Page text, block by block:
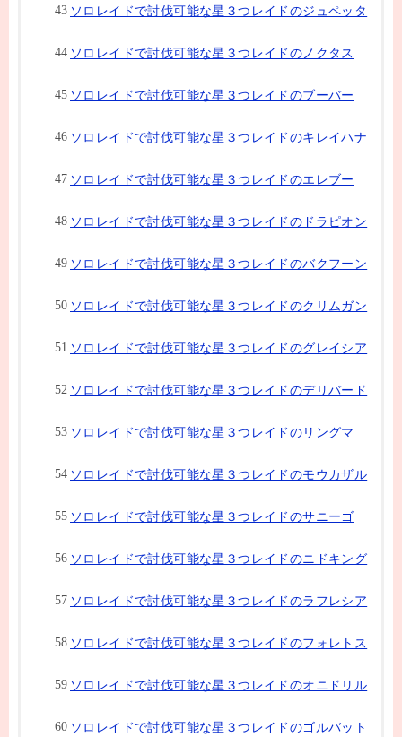
ソロレイドで討伐可能な星３つレイドのジュペッタ
ソロレイドで討伐可能な星３つレイドのノクタス
ソロレイドで討伐可能な星３つレイドのブーバー
ソロレイドで討伐可能な星３つレイドのキレイハナ
ソロレイドで討伐可能な星３つレイドのエレブー
ソロレイドで討伐可能な星３つレイドのドラピオン
ソロレイドで討伐可能な星３つレイドのバクフーン
ソロレイドで討伐可能な星３つレイドのクリムガン
ソロレイドで討伐可能な星３つレイドのグレイシア
ソロレイドで討伐可能な星３つレイドのデリバード
ソロレイドで討伐可能な星３つレイドのリングマ
ソロレイドで討伐可能な星３つレイドのモウカザル
ソロレイドで討伐可能な星３つレイドのサニーゴ
ソロレイドで討伐可能な星３つレイドのニドキング
ソロレイドで討伐可能な星３つレイドのラフレシア
ソロレイドで討伐可能な星３つレイドのフォレトス
ソロレイドで討伐可能な星３つレイドのオニドリル
ソロレイドで討伐可能な星３つレイドのゴルバット